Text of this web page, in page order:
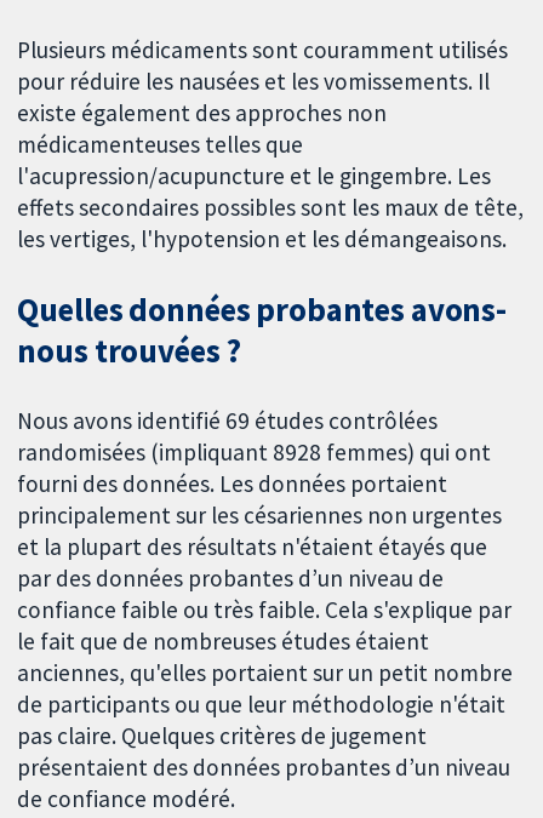
Plusieurs médicaments sont couramment utilisés
pour réduire les nausées et les vomissements. Il
existe également des approches non
médicamenteuses telles que
l'acupression/acupuncture et le gingembre. Les
effets secondaires possibles sont les maux de tête,
les vertiges, l'hypotension et les démangeaisons.
Quelles données probantes avons-
nous trouvées ?
Nous avons identifié 69 études contrôlées
randomisées (impliquant 8928 femmes) qui ont
fourni des données. Les données portaient
principalement sur les césariennes non urgentes
et la plupart des résultats n'étaient étayés que
par des données probantes d’un niveau de
confiance faible ou très faible. Cela s'explique par
le fait que de nombreuses études étaient
anciennes, qu'elles portaient sur un petit nombre
de participants ou que leur méthodologie n'était
pas claire. Quelques critères de jugement
présentaient des données probantes d’un niveau
de confiance modéré.